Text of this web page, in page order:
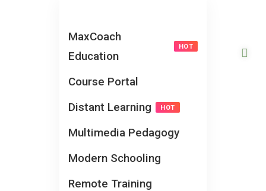
MaxCoach
Education
HOT
Course Portal
Distant Learning
HOT
Multimedia Pedagogy
Modern Schooling
Remote Training